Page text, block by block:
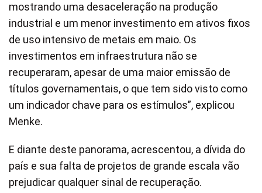
mostrando uma desaceleração na produção
industrial e um menor investimento em ativos fixos
de uso intensivo de metais em maio. Os
investimentos em infraestrutura não se
recuperaram, apesar de uma maior emissão de
títulos governamentais, o que tem sido visto como
um indicador chave para os estímulos”, explicou
Menke.
E diante deste panorama, acrescentou, a dívida do
país e sua falta de projetos de grande escala vão
prejudicar qualquer sinal de recuperação.